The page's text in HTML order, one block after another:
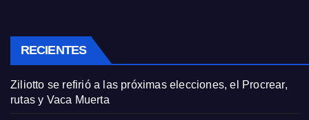
RECIENTES
Ziliotto se refirió a las próximas elecciones, el Procrear,
rutas y Vaca Muerta